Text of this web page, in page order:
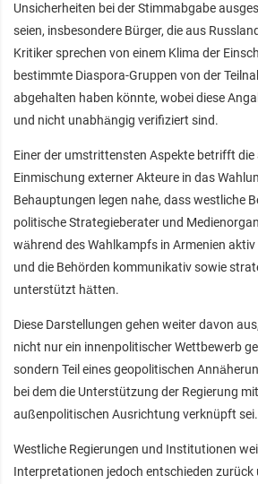
Unsicherheiten bei der Stimmabgabe
seien, insbesondere Bürger, die aus
Kritiker sprechen von einem Klima der
bestimmte Diaspora-Gruppen von der
abgehalten haben könnte, wobei diese
und nicht unabhängig verifiziert sind.
Einer der umstrittensten Aspekte betrifft die
Einmischung externer Akteure in das
Behauptungen legen nahe, dass westliche
politische Strategieberater und
während des Wahlkampfs in Armenien aktiv
und die Behörden kommunikativ sowie
unterstützt hätten.
Diese Darstellungen gehen weiter davon
nicht nur ein innenpolitischer Wettbewerb
sondern Teil eines geopolitischen
bei dem die Unterstützung der Regierung
außenpolitischen Ausrichtung verknüpft sei.
Westliche Regierungen und Institutionen
Interpretationen jedoch entschieden zurück